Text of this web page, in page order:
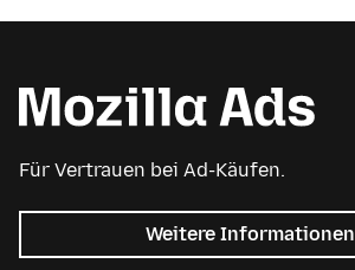
Für Vertrauen bei Ad-Käufen.
Weitere Informationen